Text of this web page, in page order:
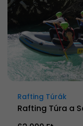
Rafting Túrák
Rafting Túra a